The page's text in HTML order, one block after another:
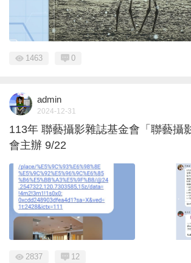
1463 0
admin
2024-12-31
113年 聯藝攝影雜誌基金會「聯藝攝
會主辦 9/22
2837 12